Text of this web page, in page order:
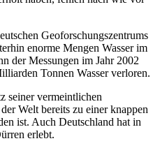
Geoforschungszentrums
enorme Mengen Wasser im
der Messungen im Jahr 2002
Tonnen Wasser verloren.
seiner vermeintlichen
Welt bereits zu einer knappen
ist. Auch Deutschland hat in
erlebt.